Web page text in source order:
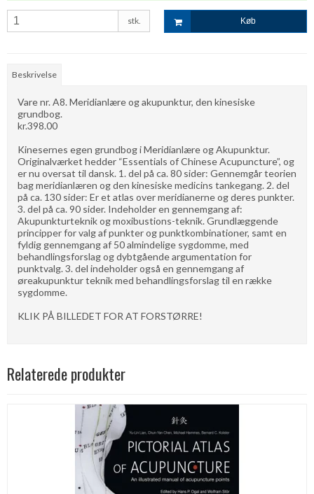
stk. Køb
Beskrivelse
Vare nr. A8. Meridianlære og akupunktur, den kinesiske
grundbog.
kr.398.00
Kinesernes egen grundbog i Meridianlære og Akupunktur.
Originalværket hedder “Essentials of Chinese Acupuncture”, og
er nu oversat til dansk. 1. del på ca. 80 sider: Gennemgår teorien
bag meridianlæren og den kinesiske medicins tankegang. 2. del
på ca. 130 sider: Er et atlas over meridianerne og deres punkter.
3. del på ca. 90 sider. Indeholder en gennemgang af:
Akupunkturteknik og moxibustions-teknik. Grundlæggende
principper for valg af punkter og punktkombinationer, samt en
fyldig gennemgang af 50 almindelige sygdomme, med
behandlingsforslag og dybtgående argumentation for
punktvalg. 3. del indeholder også en gennemgang af
øreakupunktur teknik med behandlingsforslag til en række
sygdomme.
KLIK PÅ BILLEDET FOR AT FORSTØRRE!
Relaterede produkter